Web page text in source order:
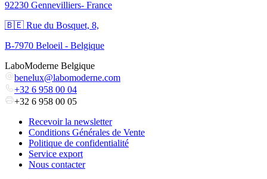
92230 Gennevilliers- France
🇧🇪 Rue du Bosquet, 8,
B-7970 Beloeil - Belgique
LaboModerne Belgique
benelux@labomoderne.com
+32 6 958 00 04
+32 6 958 00 05
Recevoir la newsletter
Conditions Générales de Vente
Politique de confidentialité
Service export
Nous contacter